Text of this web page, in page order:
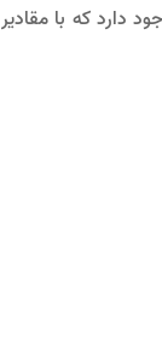
در مولتی متر پایین ۳ ترمینال ورودی وجود دارد که با مقادیر